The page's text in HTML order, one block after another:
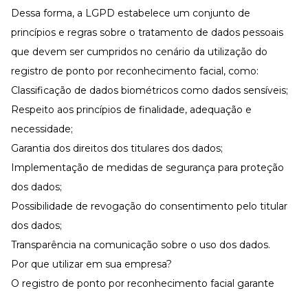
Dessa forma, a LGPD estabelece um conjunto de
princípios e regras sobre o tratamento de dados pessoais
que devem ser cumpridos no cenário da utilização do
registro de ponto por reconhecimento facial, como:
Classificação de dados biométricos como dados sensíveis;
Respeito aos princípios de finalidade, adequação e
necessidade;
Garantia dos direitos dos titulares dos dados;
Implementação de medidas de segurança para proteção
dos dados;
Possibilidade de revogação do consentimento pelo titular
dos dados;
Transparência na comunicação sobre o uso dos dados.
Por que utilizar em sua empresa?
O registro de ponto por reconhecimento facial garante